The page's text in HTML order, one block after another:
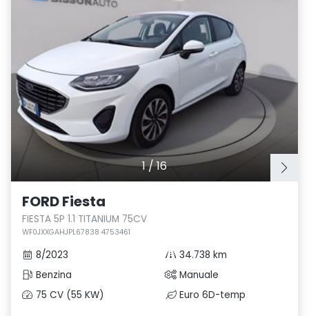
1/16
FORD Fiesta
FIESTA 5P 1.1 TITANIUM 75CV
WF0JXXGAHJPL67838 4753461
8/2023
34.738 km
Benzina
Manuale
75 CV (55 KW)
Euro 6D-temp